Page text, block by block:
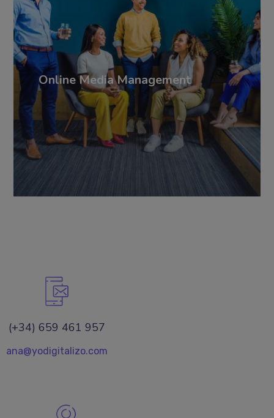
Online Media Management
(+34) 659 461 957
ana@yodigitalizo.com